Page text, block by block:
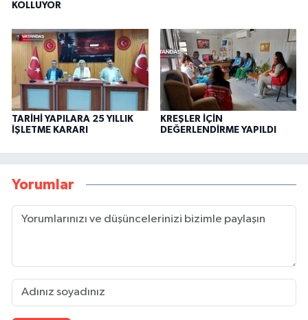
KOLLUYOR
TARİHİ YAPILARA 25 YILLIK
İŞLETME KARARI
KREŞLER İÇİN
DEĞERLENDİRME YAPILDI
Yorumlar